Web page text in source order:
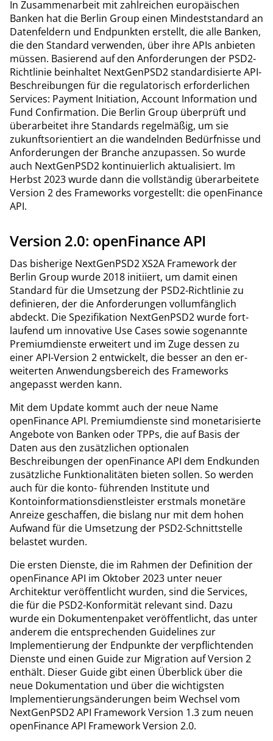
In Zusammenarbeit mit zahlreichen europäischen
Banken hat die Berlin Group einen Mindeststandard an
Datenfeldern und Endpunkten erstellt, die alle Banken,
die den Standard verwenden, über ihre APIs anbieten
müssen. Basierend auf den Anforderungen der PSD2-
Richtlinie beinhaltet NextGenPSD2 standardisierte API-
Beschreibungen für die regulatorisch erforderlichen
Services: Payment Initiation, Account Information und
Fund Confirmation. Die Berlin Group überprüft und
überarbeitet ihre Standards regelmäßig, um sie
zukunftsorientiert an die wandelnden Bedürfnisse und
Anforderungen der Branche anzupassen. So wurde
auch NextGenPSD2 kontinuierlich aktualisiert. Im
Herbst 2023 wurde dann die vollständig überarbeitete
Version 2 des Frameworks vorgestellt: die openFinance
API.
Version 2.0: openFinance API
Das bisherige NextGenPSD2 XS2A Framework der
Berlin Group wurde 2018 initiiert, um damit einen
Standard für die Umsetzung der PSD2-Richtlinie zu
definieren, der die Anforderungen vollumfänglich
abdeckt. Die Spezifikation NextGenPSD2 wurde fort-
laufend um innovative Use Cases sowie sogenannte
Premiumdienste erweitert und im Zuge dessen zu
einer API-Version 2 entwickelt, die besser an den er-
weiterten Anwendungsbereich des Frameworks
angepasst werden kann.
Mit dem Update kommt auch der neue Name
openFinance API. Premiumdienste sind monetarisierte
Angebote von Banken oder TPPs, die auf Basis der
Daten aus den zusätzlichen optionalen
Beschreibungen der openFinance API dem Endkunden
zusätzliche Funktionalitäten bieten sollen. So werden
auch für die konto- führenden Institute und
Kontoinformationsdienstleister erstmals monetäre
Anreize geschaffen, die bislang nur mit dem hohen
Aufwand für die Umsetzung der PSD2-Schnittstelle
belastet wurden.
Die ersten Dienste, die im Rahmen der Definition der
openFinance API im Oktober 2023 unter neuer
Architektur veröffentlicht wurden, sind die Services,
die für die PSD2-Konformität relevant sind. Dazu
wurde ein Dokumentenpaket veröffentlicht, das unter
anderem die entsprechenden Guidelines zur
Implementierung der Endpunkte der verpflichtenden
Dienste und einen Guide zur Migration auf Version 2
enthält. Dieser Guide gibt einen Überblick über die
neue Dokumentation und über die wichtigsten
Implementierungsänderungen beim Wechsel vom
NextGenPSD2 API Framework Version 1.3 zum neuen
openFinance API Framework Version 2.0.